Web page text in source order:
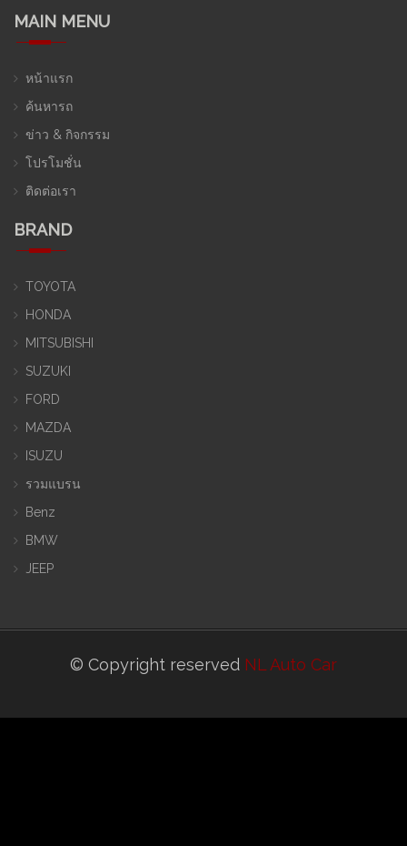
MAIN MENU
หน้าแรก
ค้นหารถ
ข่าว & กิจกรรม
โปรโมชั่น
ติดต่อเรา
BRAND
TOYOTA
HONDA
MITSUBISHI
SUZUKI
FORD
MAZDA
ISUZU
รวมแบรน
Benz
BMW
JEEP
© Copyright reserved NL Auto Car